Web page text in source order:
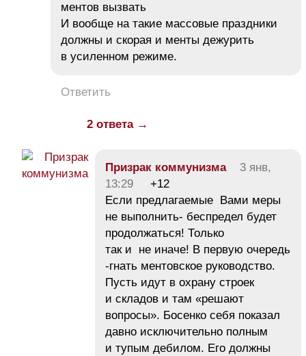
ментов вызвать
И вообще на такие массовые праздники
должны и скорая и менты дежурить
в усиленном режиме.
Ответить
2 ответа →
Призрак коммунизма
3 янв,
13:29
+12
Если предлагаемые Вами меры
не выполнить- беспредел будет
продолжаться! Только
так и не иначе! В первую очередь
-гнать ментовское руководство.
Пусть идут в охрану строек
и складов и там «решают
вопросы». Босенко себя показал
давно исключительно полным
и тупым дебилом. Его должны